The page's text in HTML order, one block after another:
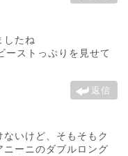
したね
ーストっぷりを見せて
返信
いけど、そもそもク
ーニのダブルロング